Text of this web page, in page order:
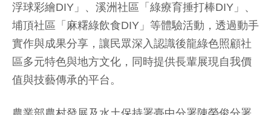
浮球彩繪DIY」、溪洲社區「綠療育捶打棒DIY」、
埔頂社區「麻糬綠飲食DIY」等體驗活動，透過動手
實作與成果分享，讓民眾深入認識後龍綠色照顧社
區多元特色與地方文化，同時提供長輩展現自我價
值與技藝傳承的平台。